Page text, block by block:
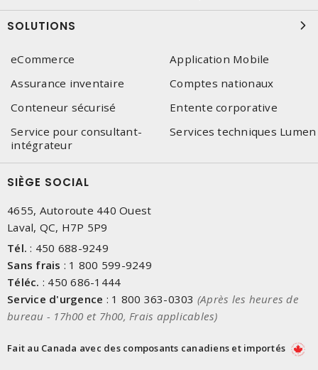
SOLUTIONS
eCommerce
Application Mobile
Assurance inventaire
Comptes nationaux
Conteneur sécurisé
Entente corporative
Service pour consultant-
intégrateur
Services techniques Lumen
SIÈGE SOCIAL
4655, Autoroute 440 Ouest
Laval, QC, H7P 5P9
Tél. : 450 688-9249
Sans frais : 1 800 599-9249
Téléc. : 450 686-1444
Service d'urgence : 1 800 363-0303 (Après les heures de
bureau - 17h00 et 7h00, Frais applicables)
Fait au Canada avec des composants canadiens et importés